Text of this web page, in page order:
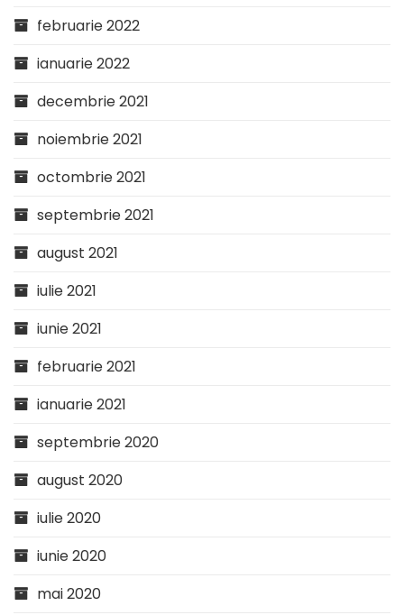
februarie 2022
ianuarie 2022
decembrie 2021
noiembrie 2021
octombrie 2021
septembrie 2021
august 2021
iulie 2021
iunie 2021
februarie 2021
ianuarie 2021
septembrie 2020
august 2020
iulie 2020
iunie 2020
mai 2020